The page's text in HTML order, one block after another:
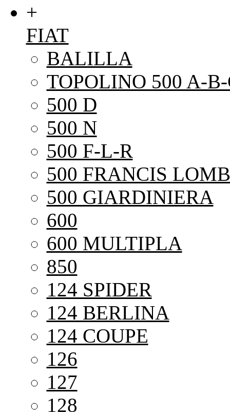
+
FIAT
BALILLA
TOPOLINO 500 A-
500 D
500 N
500 F-L-R
500 FRANCIS
500 GIARDINIERA
600
600 MULTIPLA
850
124 SPIDER
124 BERLINA
124 COUPE
126
127
128